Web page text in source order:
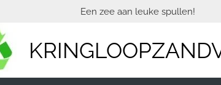
Een zee aan leuke spullen!